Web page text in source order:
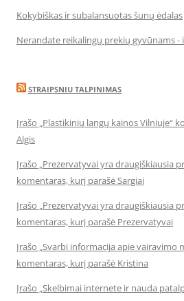
Kokybiškas ir subalansuotas šunų ėdalas
Nerandate reikalingų prekių gyvūnams
STRAIPSNIU TALPINIMAS
Įrašo „Plastikinių langų kainos Vilniuje“
Algis
Įrašo „Prezervatyvai yra draugiškiausia
komentaras, kurį parašė Sargiai
Įrašo „Prezervatyvai yra draugiškiausia
komentaras, kurį parašė Prezervatyvai
Įrašo „Svarbi informacija apie vairavimo
komentaras, kurį parašė Kristina
Įrašo „Skelbimai internete ir nauda